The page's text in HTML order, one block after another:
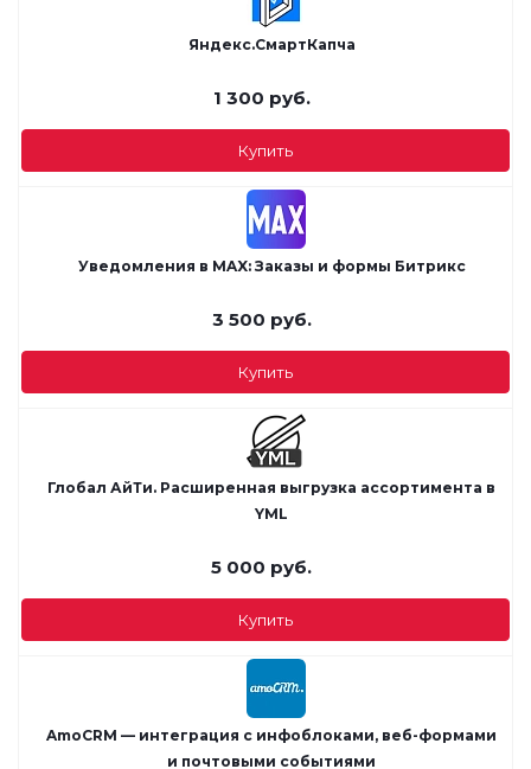
Яндекс.СмартКапча
1 300 руб.
Купить
Уведомления в MAX: Заказы и формы Битрикс
3 500 руб.
Купить
Глобал АйТи. Расширенная выгрузка ассортимента в
YML
5 000 руб.
Купить
AmoCRM — интеграция с инфоблоками, веб-формами
и почтовыми событиями